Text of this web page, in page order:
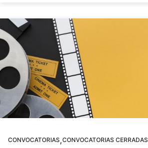
CONVOCATORIAS,CONVOCATORIAS CERRADAS